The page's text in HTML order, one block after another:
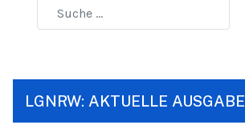
LGNRW: AKTUELLE AUSGABE